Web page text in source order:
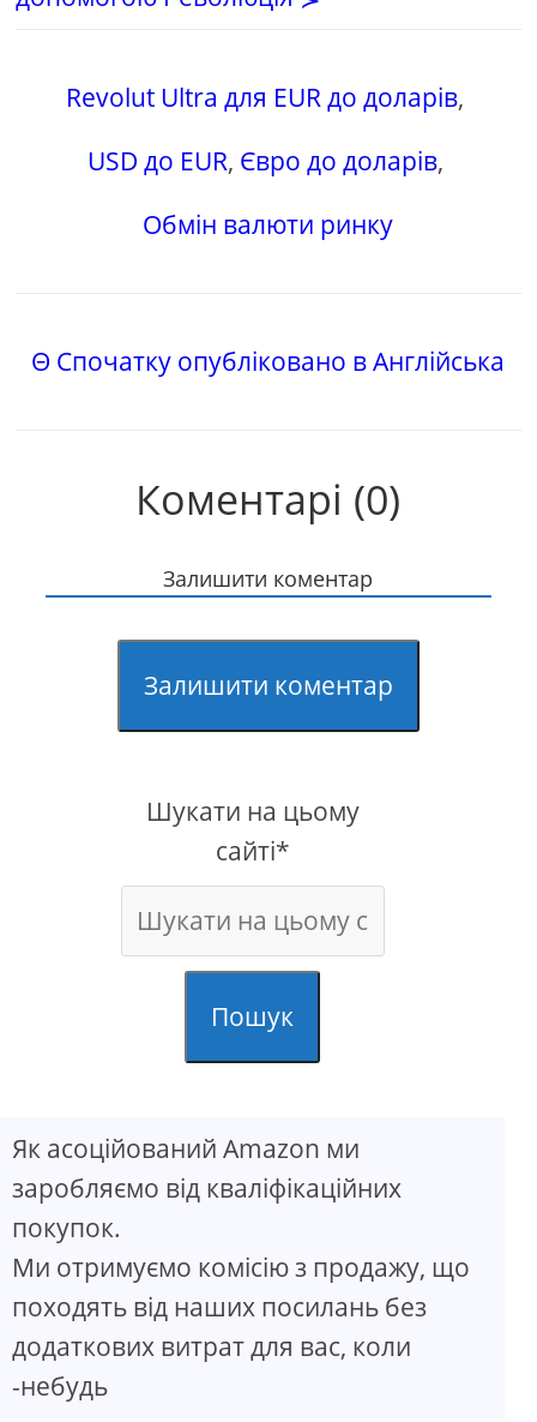
Revolut Ultra для EUR до доларів,
USD до EUR, Євро до доларів,
Обмін валюти ринку
Θ Спочатку опубліковано в Англійська
Коментарі (0)
Залишити коментар
Залишити коментар
Шукати на цьому
сайті*
Пошук
Як асоційований Amazon ми
заробляємо від кваліфікаційних
покупок.
Ми отримуємо комісію з продажу, що
походять від наших посилань без
додаткових витрат для вас, коли
-небудь